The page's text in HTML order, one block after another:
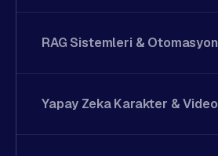
RAG Sistemleri & Otomasyon
Yapay Zeka Karakter & Video